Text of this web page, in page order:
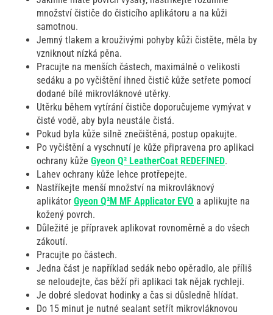
množství čističe do čisticího aplikátoru a na kůži
samotnou.
Jemný tlakem a krouživými pohyby kůži čistěte, měla by
vzniknout nízká pěna.
Pracujte na menších částech, maximálně o velikosti
sedáku a po vyčištění ihned čistič kůže setřete pomocí
dodané bílé mikrovláknové utěrky.
Utěrku během vytírání čističe doporučujeme vymývat v
čisté vodě, aby byla neustále čistá.
Pokud byla kůže silně znečištěná, postup opakujte.
Po vyčištění a vyschnutí je kůže připravena pro aplikaci
ochrany kůže Gyeon Q² LeatherCoat REDEFINED.
Lahev ochrany kůže lehce protřepejte.
Nastříkejte menší množství na mikrovláknový
aplikátor Gyeon Q²M MF Applicator EVO a aplikujte na
kožený povrch.
Důležité je přípravek aplikovat rovnoměrně a do všech
zákoutí.
Pracujte po částech.
Jedna část je například sedák nebo opěradlo, ale příliš
se neloudejte, čas běží při aplikaci tak nějak rychleji.
Je dobré sledovat hodinky a čas si důsledně hlídat.
Do 15 minut je nutné sealant setřít mikrovláknovou